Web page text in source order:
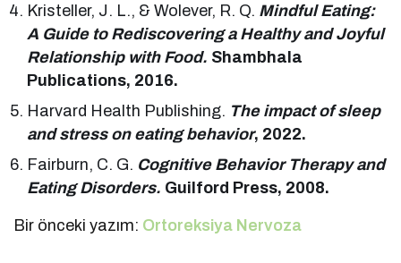
Kristeller, J. L., & Wolever, R. Q. Mindful Eating:
A Guide to Rediscovering a Healthy and Joyful
Relationship with Food. Shambhala
Publications, 2016.
Harvard Health Publishing. The impact of sleep
and stress on eating behavior, 2022.
Fairburn, C. G. Cognitive Behavior Therapy and
Eating Disorders. Guilford Press, 2008.
Bir önceki yazım: Ortoreksiya Nervoza